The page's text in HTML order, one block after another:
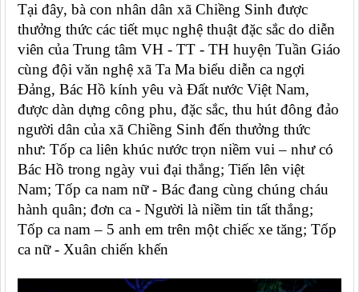
Tại đây, bà con nhân dân xã Chiềng Sinh được
thưởng thức các tiết mục nghệ thuật đặc sắc do diễn
viên của Trung tâm VH - TT - TH huyện Tuần Giáo
cùng đội văn nghệ xã Ta Ma biểu diễn ca ngợi
Đảng, Bác Hồ kính yêu và Đất nước Việt Nam,
được dàn dựng công phu, đặc sắc, thu hút đông đảo
người dân của xã Chiềng Sinh đến thưởng thức
như: Tốp ca liên khúc nước trọn niềm vui – như có
Bác Hồ trong ngày vui đại thắng; Tiến lên việt
Nam; Tốp ca nam nữ - Bác đang cùng chúng cháu
hành quân; đơn ca - Người là niềm tin tất thắng;
Tốp ca nam – 5 anh em trên một chiếc xe tăng; Tốp
ca nữ - Xuân chiến khến